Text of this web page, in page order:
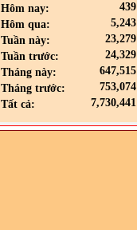
Hôm nay:
439
Hôm qua:
5,243
Tuần này:
23,279
Tuần trước:
24,329
Tháng này:
647,515
Tháng trước:
753,074
Tất cả:
7,730,441